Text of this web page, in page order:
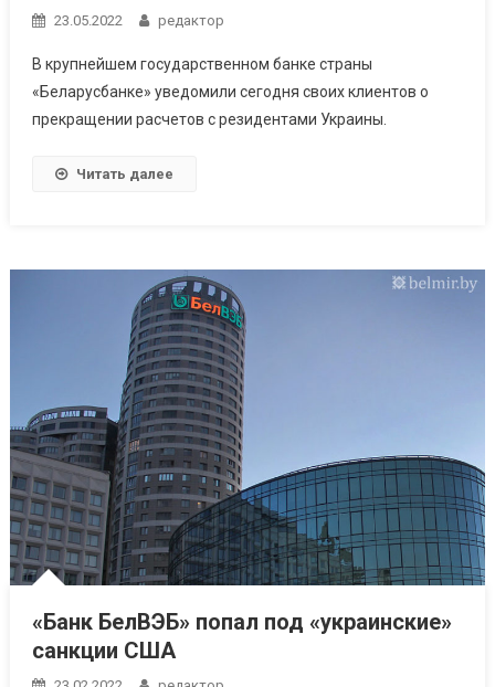
23.05.2022 редактор
В крупнейшем государственном банке страны
«Беларусбанке» уведомили сегодня своих клиентов о
прекращении расчетов с резидентами Украины.
Читать далее
«Банк БелВЭБ» попал под «украинские»
санкции США